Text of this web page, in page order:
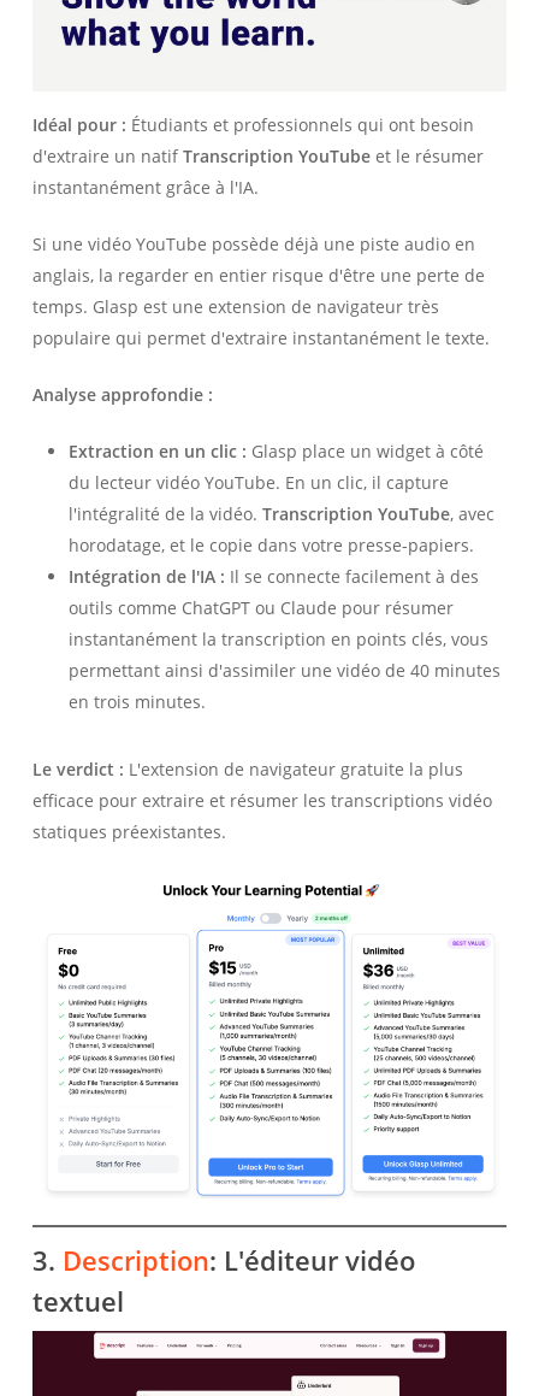
Idéal pour : Étudiants et professionnels qui ont besoin
d'extraire un natifTranscription YouTubeet le résumer
instantanément grâce à l'IA.
Si une vidéo YouTube possède déjà une piste audio en
anglais, la regarder en entier risque d'être une perte de
temps. Glasp est une extension de navigateur très
populaire qui permet d'extraire instantanément le texte.
Analyse approfondie :
Extraction en un clic : Glasp place un widget à côté
du lecteur vidéo YouTube. En un clic, il capture
l'intégralité de la vidéo. Transcription YouTube, avec
horodatage, et le copie dans votre presse-papiers.
Intégration de l'IA : Il se connecte facilement à des
outils comme ChatGPT ou Claude pour résumer
instantanément la transcription en points clés, vous
permettant ainsi d'assimiler une vidéo de 40 minutes
en trois minutes.
Le verdict : L'extension de navigateur gratuite la plus
efficace pour extraire et résumer les transcriptions vidéo
statiques préexistantes.
3. Description: L'éditeur vidéo
textuel